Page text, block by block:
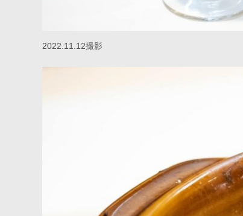
2022.11.12撮影